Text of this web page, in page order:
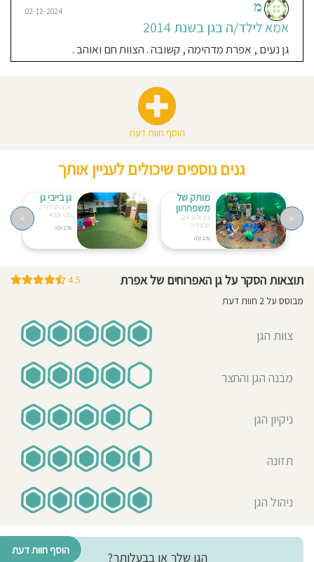
הוסף חוות דעת
02-12-2024 מ
אמא לילד/ה בגן בשנת 2014
גן נעים , אפרת מדהימה , קשובה . הצוות חם ואוהב .
הוסף חוות דעת
גנים נוספים שיכולים לעניין אותך
מותק של
משפחתון
בורוכוב 24
הרצליה
2.51 ק"מ
גן בייבי גן
אנצו סירני 2
כפר סבא
2.56 ק"מ
> <
תוצאות הסקר על גן האפרוחים של אפרת
מבוסס על 2 חוות דעת
4.5
צוות הגן
מבנה הגן והחצר
ניקיון הגן
תזונה
ניהול הגן
הגן שלך או בבעלותך?